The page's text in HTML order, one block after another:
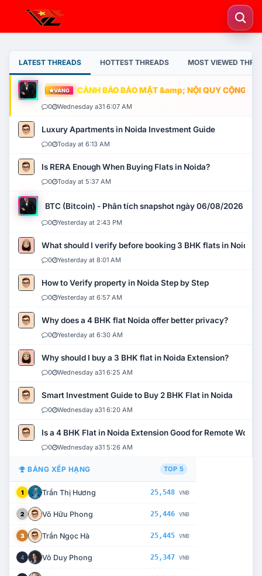
LATEST THREADS HOTTEST THREADS MOST VIEWED
VÀNG CẢNH BÁO BẢO MẬT &amp; NỘI QUY CỘNG
0 Wednesday a31 6:07 AM
Luxury Apartments in Noida Investment Guide
0 Today at 6:13 AM
Is RERA Enough When Buying Flats in Noida?
0 Today at 5:37 AM
BTC (Bitcoin) - Phân tích snapshot ngày 06/08/2026
0 Yesterday at 2:43 PM
What should I verify before booking 3 BHK flats in Noida?
0 Yesterday at 8:01 AM
How to Verify property in Noida Step by Step
0 Yesterday at 6:57 AM
Why does a 4 BHK flat Noida offer better privacy?
0 Yesterday at 6:30 AM
Why should I buy a 3 BHK flat in Noida Extension?
0 Wednesday a31 6:25 AM
Smart Investment Guide to Buy 2 BHK Flat in Noida
0 Wednesday a31 6:20 AM
Is a 4 BHK Flat in Noida Extension Good for Remote Work?
0 Wednesday a31 5:26 AM
BẢNG XẾP HẠNG TOP 5
1 Trần Thị Hương 25,548 VNĐ
2 Võ Hữu Phong 25,446 VNĐ
3 Trần Ngọc Hà 25,445 VNĐ
4 Võ Duy Phong 25,347 VNĐ